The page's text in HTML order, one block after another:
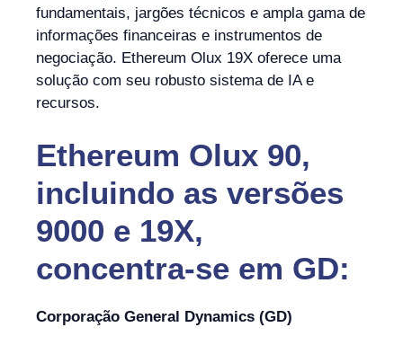
fundamentais, jargões técnicos e ampla gama de
informações financeiras e instrumentos de
negociação. Ethereum Olux 19X oferece uma
solução com seu robusto sistema de IA e
recursos.
Ethereum Olux 90,
incluindo as versões
9000 e 19X,
concentra-se em GD:
Corporação General Dynamics (GD)